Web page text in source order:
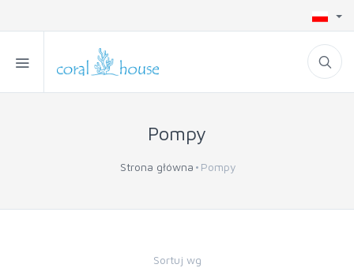
Pompy
Strona główna Pompy
Sortuj wg